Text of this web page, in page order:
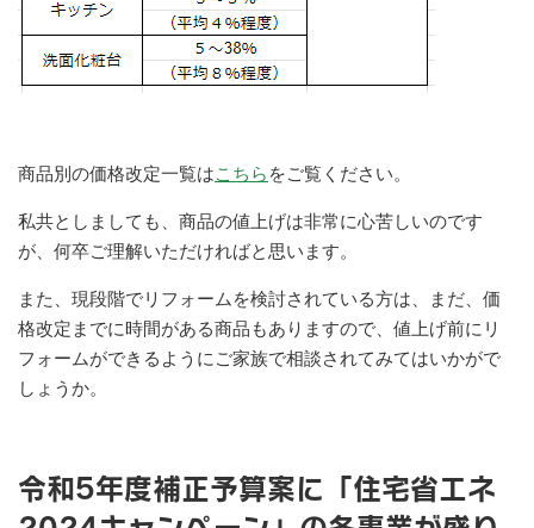
商品別の価格改定一覧はこちら をご覧ください。
私共としましても、商品の値上げは非常に心苦しいのです
が、何卒ご理解いただければと思います。
また、現段階でリフォームを検討されている方は、まだ、価
格改定までに時間がある商品もありますので、値上げ前にリ
フォームができるようにご家族で相談されてみてはいかがで
しょうか。
令和5年度補正予算案に「住宅省エネ